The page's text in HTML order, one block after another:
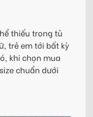
thiếu trong tủ
trẻ em tới bất kỳ
khi chọn mua
chuẩn dưới